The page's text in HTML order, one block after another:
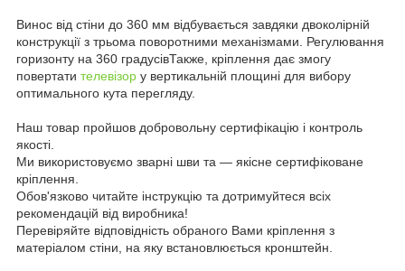
Винос від стіни до 360 мм відбувається завдяки двоколірній
конструкції з трьома поворотними механізмами. Регулювання
горизонту на 360 градусівТакже, кріплення дає змогу
повертати телевізор у вертикальній площині для вибору
оптимального кута перегляду.
Наш товар пройшов добровольну сертифікацію і контроль
якості.
Ми використовуємо зварні шви та — якісне сертифіковане
кріплення.
Обов'язково читайте інструкцію та дотримуйтеся всіх
рекомендацій від виробника!
Перевіряйте відповідність обраного Вами кріплення з
матеріалом стіни, на яку встановлюється кронштейн.